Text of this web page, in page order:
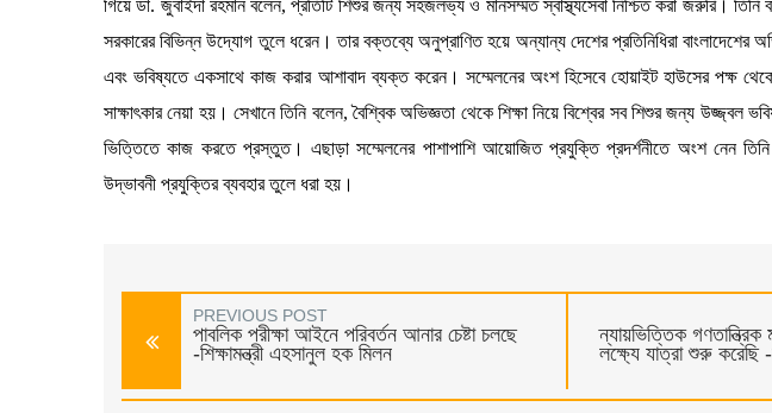
গিয়ে ডা. জুবাইদা রহমান বলেন, প্রতিটি শিশুর জন্য সহজলভ্য ও মানসম্মত স্বাস্থ্যসেবা নিশ্চিত করা জরুরি। তিনি
সরকারের বিভিন্ন উদ্যোগ তুলে ধরেন। তার বক্তব্যে অনুপ্রাণিত হয়ে অন্যান্য দেশের প্রতিনিধিরা বাংলাদেশের
এবং ভবিষ্যতে একসাথে কাজ করার আশাবাদ ব্যক্ত করেন। সম্মেলনের অংশ হিসেবে হোয়াইট হাউসের পক্ষ
সাক্ষাৎকার নেয়া হয়। সেখানে তিনি বলেন, বৈশ্বিক অভিজ্ঞতা থেকে শিক্ষা নিয়ে বিশ্বের সব শিশুর জন্য উজ্জ্বল
ভিত্তিতে কাজ করতে প্রস্তুত। এছাড়া সম্মেলনের পাশাপাশি আয়োজিত প্রযুক্তি প্রদর্শনীতে অংশ নেন
উদ্ভাবনী প্রযুক্তির ব্যবহার তুলে ধরা হয়।
PREVIOUS POST
পাবলিক পরীক্ষা আইনে পরিবর্তন আনার চেষ্টা চলছে
-শিক্ষামন্ত্রী এহসানুল হক মিলন
ন্যায়ভিত্তিক গণতান্ত্রিক
লক্ষ্যে যাত্রা শুরু করেছি -